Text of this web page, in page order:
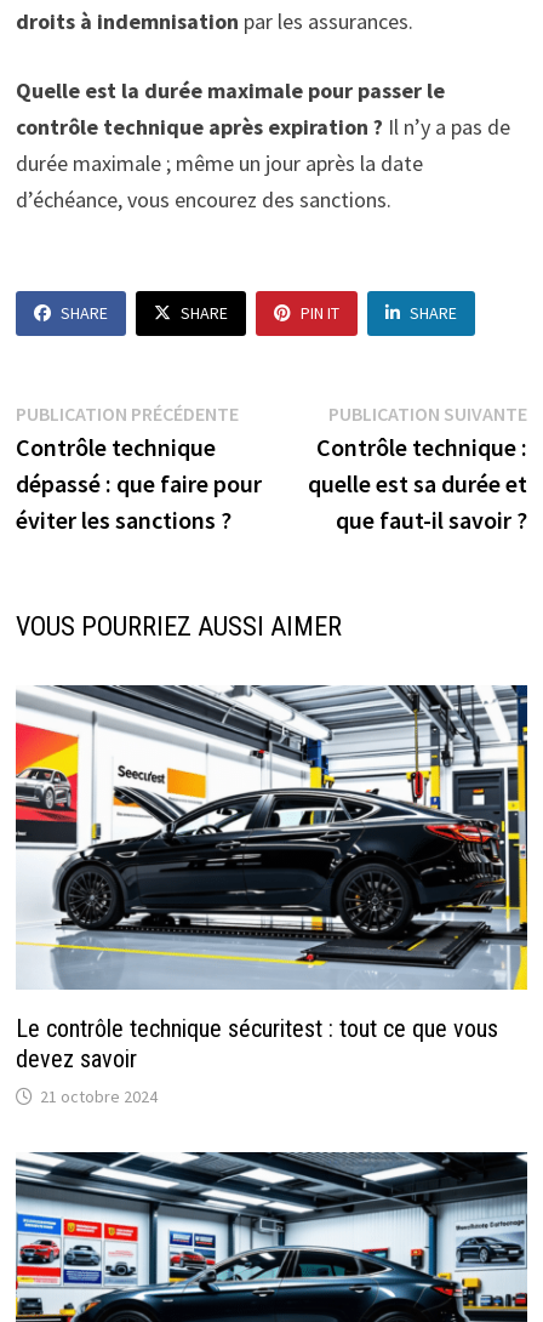
droits à indemnisation par les assurances.
Quelle est la durée maximale pour passer le
contrôle technique après expiration ? Il n’y a pas de
durée maximale ; même un jour après la date
d’échéance, vous encourez des sanctions.
SHARE SHARE PIN IT SHARE
Navigation
de
l’article
PUBLICATION PRÉCÉDENTEPublication
précédente :
Contrôle technique
dépassé : que faire pour
éviter les sanctions ?
PUBLICATION SUIVANTE
Contrôle technique :
quelle est sa durée et
que faut-il savoir ?
VOUS POURRIEZ AUSSI AIMER
Le contrôle technique sécuritest : tout ce que vous
devez savoir
21 octobre 2024